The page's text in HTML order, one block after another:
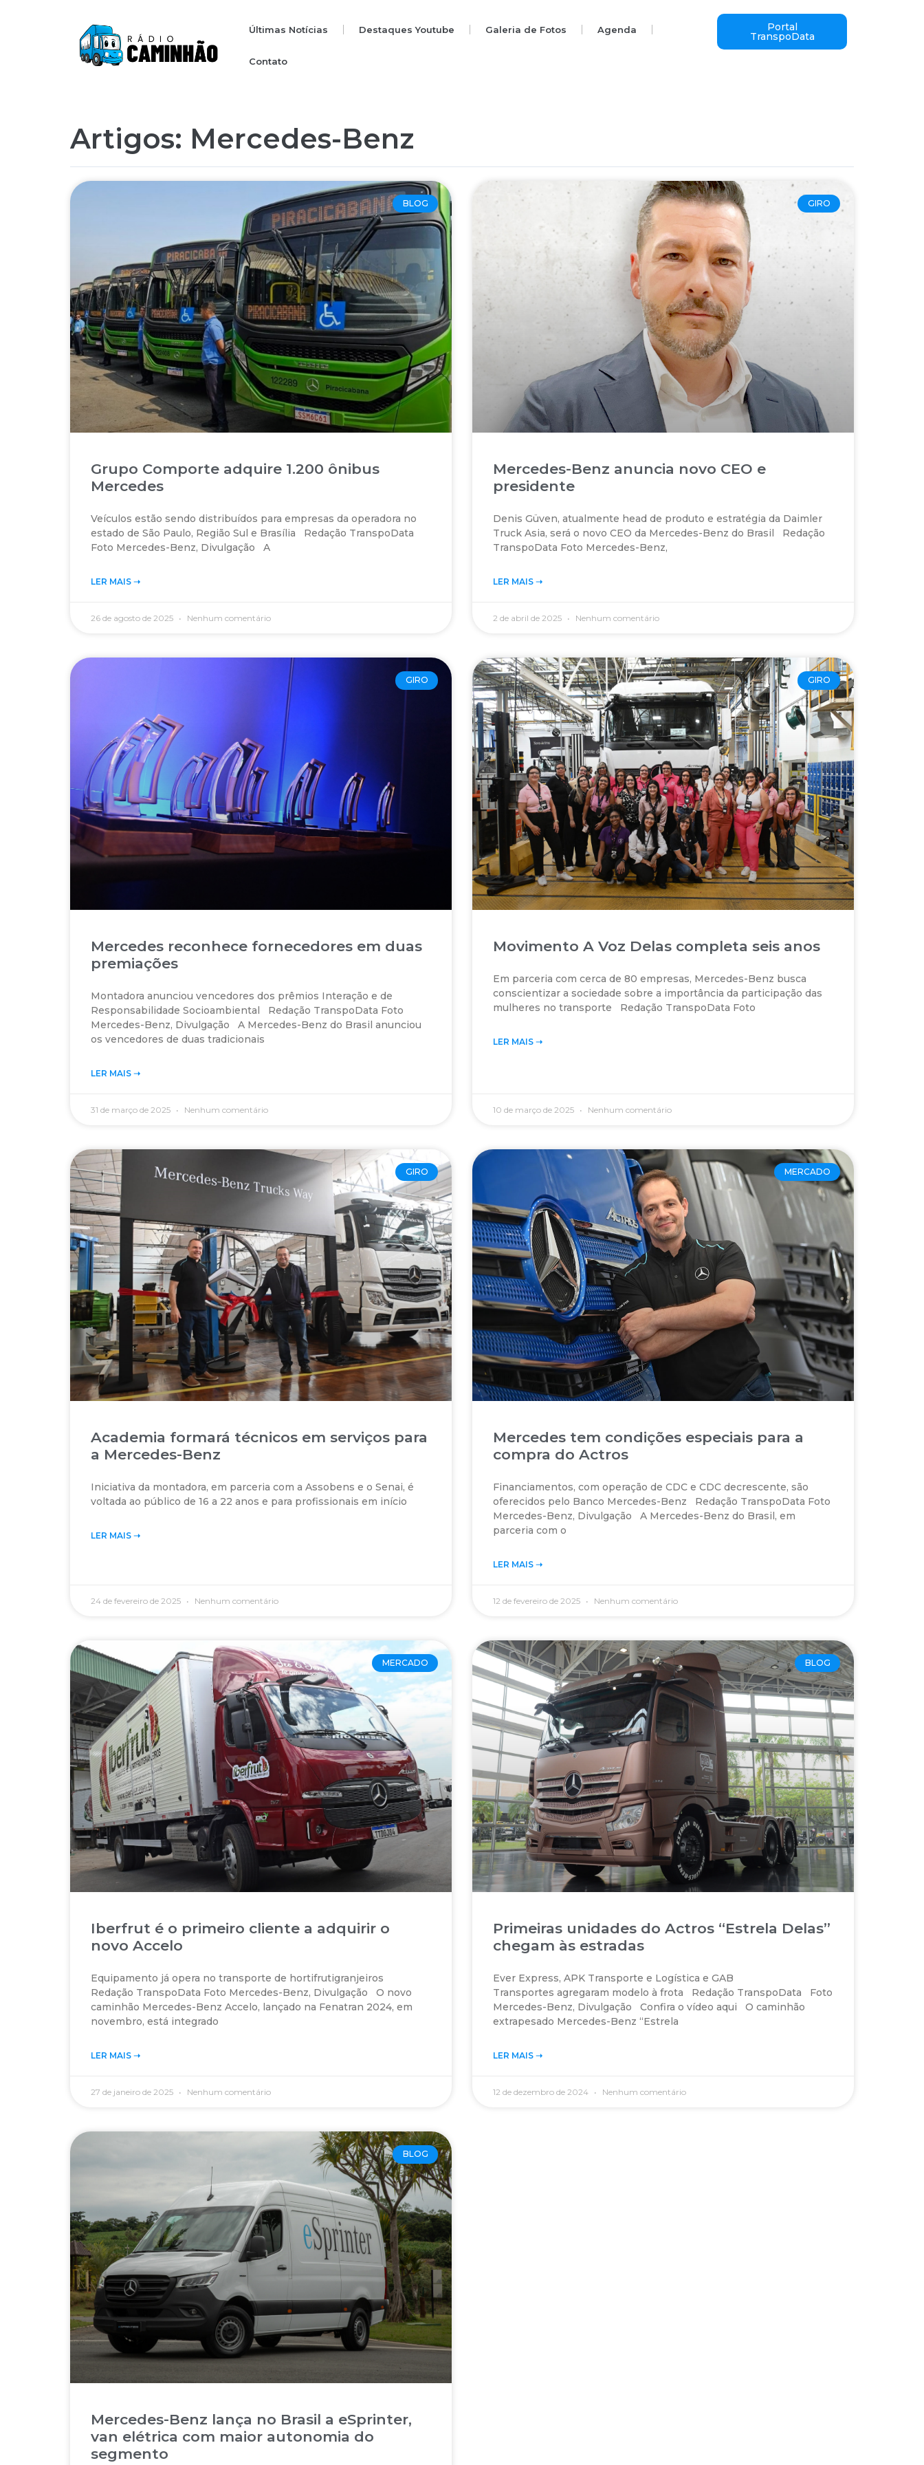
Últimas Notícias Destaques Youtube Galeria de Fotos Agenda
Contato
Portal
TranspoData
Artigos: Mercedes-Benz
BLOG
Grupo Comporte adquire 1.200 ônibus
Mercedes
Veículos estão sendo distribuídos para empresas da operadora no
estado de São Paulo, Região Sul e Brasília Redação TranspoData
Foto Mercedes-Benz, Divulgação A
LER MAIS ➝‬
26 de agosto de 2025 Nenhum comentário
GIRO
Mercedes-Benz anuncia novo CEO e
presidente
Denis Güven, atualmente head de produto e estratégia da Daimler
Truck Asia, será o novo CEO da Mercedes-Benz do Brasil Redação
TranspoData Foto Mercedes-Benz,
LER MAIS ➝‬
2 de abril de 2025 Nenhum comentário
GIRO
Mercedes reconhece fornecedores em duas
premiações
Montadora anunciou vencedores dos prêmios Interação e de
Responsabilidade Socioambiental Redação TranspoData Foto
Mercedes-Benz, Divulgação A Mercedes-Benz do Brasil anunciou
os vencedores de duas tradicionais
LER MAIS ➝‬
31 de março de 2025 Nenhum comentário
GIRO
Movimento A Voz Delas completa seis anos
Em parceria com cerca de 80 empresas, Mercedes-Benz busca
conscientizar a sociedade sobre a importância da participação das
mulheres no transporte Redação TranspoData Foto
LER MAIS ➝‬
10 de março de 2025 Nenhum comentário
GIRO
Academia formará técnicos em serviços para
a Mercedes-Benz
Iniciativa da montadora, em parceria com a Assobens e o Senai, é
voltada ao público de 16 a 22 anos e para profissionais em início
LER MAIS ➝‬
24 de fevereiro de 2025 Nenhum comentário
MERCADO
Mercedes tem condições especiais para a
compra do Actros
Financiamentos, com operação de CDC e CDC decrescente, são
oferecidos pelo Banco Mercedes-Benz Redação TranspoData Foto
Mercedes-Benz, Divulgação A Mercedes-Benz do Brasil, em
parceria com o
LER MAIS ➝‬
12 de fevereiro de 2025 Nenhum comentário
MERCADO
Iberfrut é o primeiro cliente a adquirir o
novo Accelo
Equipamento já opera no transporte de hortifrutigranjeiros
Redação TranspoData Foto Mercedes-Benz, Divulgação O novo
caminhão Mercedes-Benz Accelo, lançado na Fenatran 2024, em
novembro, está integrado
LER MAIS ➝‬
27 de janeiro de 2025 Nenhum comentário
BLOG
Primeiras unidades do Actros “Estrela Delas”
chegam às estradas
Ever Express, APK Transporte e Logística e GAB
Transportes agregaram modelo à frota Redação TranspoData Foto
Mercedes-Benz, Divulgação Confira o vídeo aqui O caminhão
extrapesado Mercedes-Benz “Estrela
LER MAIS ➝‬
12 de dezembro de 2024 Nenhum comentário
BLOG
Mercedes-Benz lança no Brasil a eSprinter,
van elétrica com maior autonomia do
segmento